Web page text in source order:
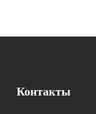
Контакты